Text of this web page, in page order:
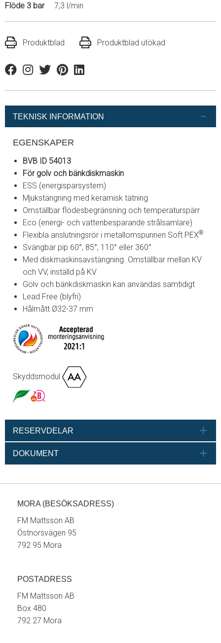
Flöde 3 bar
7,3 l/min
Produktblad Produktblad utökad
FacebookInstagram
TwitterPinterestLinkedin
TEKNISK INFORMATION
EGENSKAPER
BVB ID 54013
För golv och bänkdiskmaskin
ESS (energisparsystem)
Mjukstängning med keramisk tätning
Omställbar flödesbegränsning och temperaturspärr
Eco (energi- och vattenbesparande strålsamlare)
Flexibla anslutningsrör i metallomspunnen Soft PEX®
Svängbar pip 60°, 85°, 110° eller 360°
Med diskmaskinsavstängning. Omställbar mellan KV
och VV, inställd på KV
Golv och bänkdiskmaskin kan användas samtidigt
Lead Free (blyfri)
Hålmått Ø32-37 mm
Skyddsmodul
RESERVDELAR
DOKUMENT
MORA (BESÖKSADRESS)
FM Mattsson AB
Östnorsvägen 95
792 95 Mora
POSTADRESS
FM Mattsson AB
Box 480
792 27 Mora